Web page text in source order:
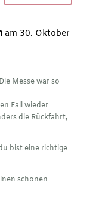
am 30. Oktober
Messe war so
Fall wieder
die Rückfahrt,
bist eine richtige
schönen